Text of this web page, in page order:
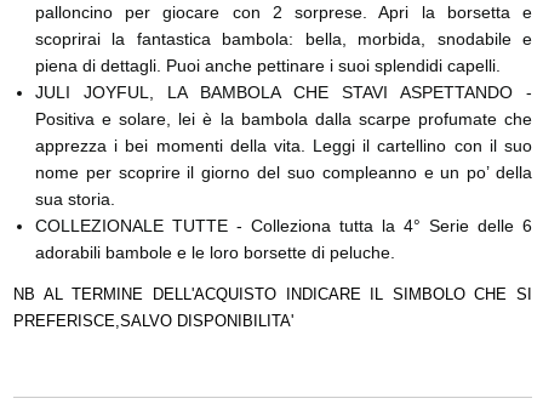
palloncino per giocare con 2 sorprese. Apri la borsetta e
scoprirai la fantastica bambola: bella, morbida, snodabile e
piena di dettagli. Puoi anche pettinare i suoi splendidi capelli.
JULI JOYFUL, LA BAMBOLA CHE STAVI ASPETTANDO -
Positiva e solare, lei è la bambola dalla scarpe profumate che
apprezza i bei momenti della vita. Leggi il cartellino con il suo
nome per scoprire il giorno del suo compleanno e un po’ della
sua storia.
COLLEZIONALE TUTTE - Colleziona tutta la 4° Serie delle 6
adorabili bambole e le loro borsette di peluche.
NB AL TERMINE DELL'ACQUISTO INDICARE IL SIMBOLO CHE SI
PREFERISCE,SALVO DISPONIBILITA'